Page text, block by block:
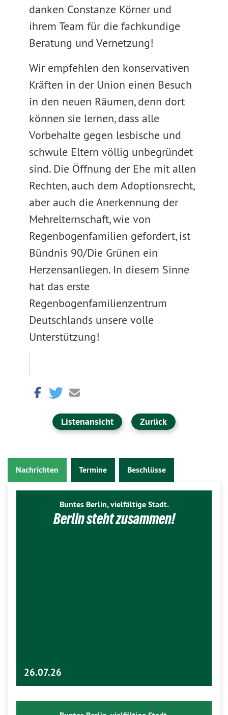
danken Constanze Körner und
ihrem Team für die fachkundige
Beratung und Vernetzung!
Wir empfehlen den konservativen
Kräften in der Union einen Besuch
in den neuen Räumen, denn dort
können sie lernen, dass alle
Vorbehalte gegen lesbische und
schwule Eltern völlig unbegründet
sind. Die Öffnung der Ehe mit allen
Rechten, auch dem Adoptionsrecht,
aber auch die Anerkennung der
Mehrelternschaft, wie von
Regenbogenfamilien gefordert, ist
Bündnis 90/Die Grünen ein
Herzensanliegen. In diesem Sinne
hat das erste
Regenbogenfamilienzentrum
Deutschlands unsere volle
Unterstützung!
Listenansicht Zurück
Nachrichten Termine Beschlüsse
Buntes Berlin, vielfältige Stadt.
Berlin steht zusammen!
26.07.26